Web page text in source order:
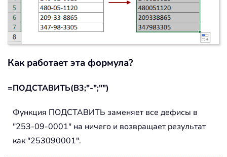
Как работает эта формула?
=ПОДСТАВИТЬ(B3;"-";"")
Функция ПОДСТАВИТЬ заменяет все дефисы в
"253-09-0001" на ничего и возвращает результат
как "253090001".